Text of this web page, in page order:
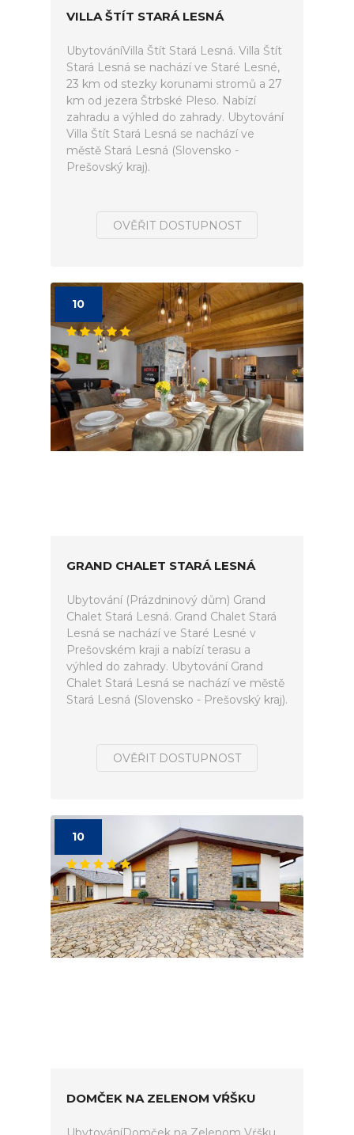
VILLA ŠTÍT STARÁ LESNÁ
UbytováníVilla Štít Stará Lesná. Villa Štít
Stará Lesná se nachází ve Staré Lesné,
23 km od stezky korunami stromů a 27
km od jezera Štrbské Pleso. Nabízí
zahradu a výhled do zahrady. Ubytování
Villa Štít Stará Lesná se nachází ve
městě Stará Lesná (Slovensko -
Prešovský kraj).
OVĚŘIT DOSTUPNOST
10
GRAND CHALET STARÁ LESNÁ
Ubytování (Prázdninový dům) Grand
Chalet Stará Lesná. Grand Chalet Stará
Lesná se nachází ve Staré Lesné v
Prešovském kraji a nabízí terasu a
výhled do zahrady. Ubytování Grand
Chalet Stará Lesná se nachází ve městě
Stará Lesná (Slovensko - Prešovský kraj).
OVĚŘIT DOSTUPNOST
10
DOMČEK NA ZELENOM VŔŠKU